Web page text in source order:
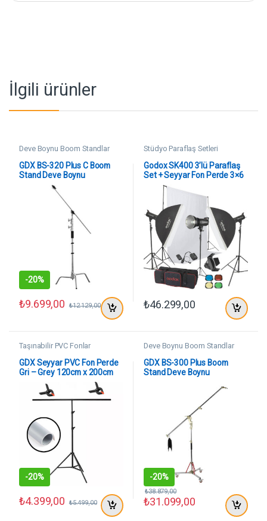
İlgili ürünler
Deve Boynu Boom Standlar
GDX BS-320 Plus C Boom
Stand Deve Boynu
-20%
₺9.699,00 ₺12.129,00
Stüdyo Paraflaş Setleri
Godox SK400 3’lü Paraflaş
Set + Seyyar Fon Perde 3×6
Metre
₺46.299,00
Taşınabilir PVC Fonlar
GDX Seyyar PVC Fon Perde
Gri – Grey 120cm x 200cm
-20%
₺4.399,00 ₺5.499,00
Deve Boynu Boom Standlar
GDX BS-300 Plus Boom
Stand Deve Boynu
-20%
₺31.099,00
₺38.879,00